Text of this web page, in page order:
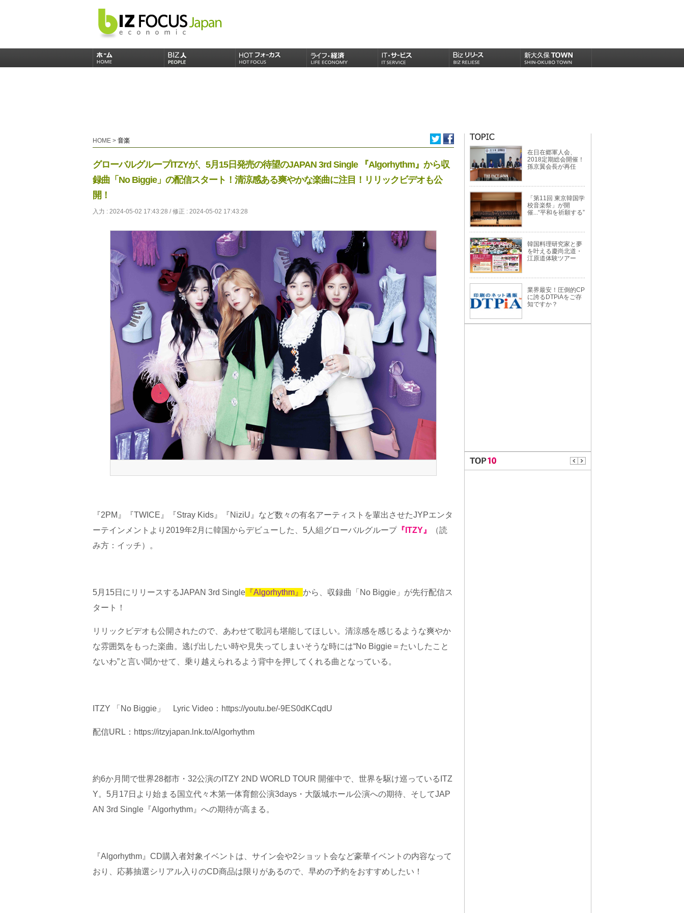
HOME > 音楽
グローバルグループITZYが、5月15日発売の待望のJAPAN 3rd Single 『Algorhythm』から収
録曲「No Biggie」の配信スタート！清涼感ある爽やかな楽曲に注目！リリックビデオも公
開！
入力 : 2024-05-02 17:43:28 / 修正 : 2024-05-02 17:43:28
『2PM』『TWICE』『Stray Kids』『NiziU』など数々の有名アーティストを輩出させたJYPエンタ
ーテインメントより2019年2月に韓国からデビューした、5人組グローバルグループ 『ITZY』
（読
み方：イッチ）。
5月15日にリリースするJAPAN 3rd Single 『Algorhythm』 から、収録曲「No Biggie」が先行配信ス
タート！
リリックビデオも公開されたので、あわせて歌詞も堪能してほしい。清涼感を感じるような爽やか
な雰囲気をもった楽曲。逃げ出したい時や見失ってしまいそうな時には“No Biggie＝たいしたこと
ないわ”と言い聞かせて、乗り越えられるよう背中を押してくれる曲となっている。
ITZY 「No Biggie」 Lyric Video： https://youtu.be/-9ES0dKCqdU
配信URL： https://itzyjapan.lnk.to/Algorhythm
約6か月間で世界28都市・32公演のITZY 2ND WORLD TOUR 開催中で、世界を駆け巡っているITZ
Y。5月17日より始まる国立代々木第一体育館公演3days・大阪城ホール公演への期待、そしてJAP
AN 3rd Single『Algorhythm』への期待が高まる。
『Algorhythm』CD購入者対象イベントは、サイン会や2ショット会など豪華イベントの内容なって
おり、応募抽選シリアル入りのCD商品は限りがあるので、早めの予約をおすすめしたい！
在日在郷軍人会、
2018定期総会開催！
孫京翼会長が再任
「第11回 東京韓国学
校音楽祭」が開
催...“平和を祈願する”
韓国料理研究家と夢
を叶える慶尚北道・
江原道体験ツアー
業界最安！圧倒的CP
に誇るDTPiAをご存
知ですか？